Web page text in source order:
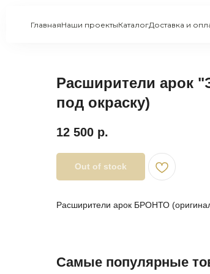
ГлавнаяНаши проектыКаталогДоставка и
Расширители арок
под окраску)
12 500 р.
Out of stock
Расширители арок БРОНТО
Самые популярные